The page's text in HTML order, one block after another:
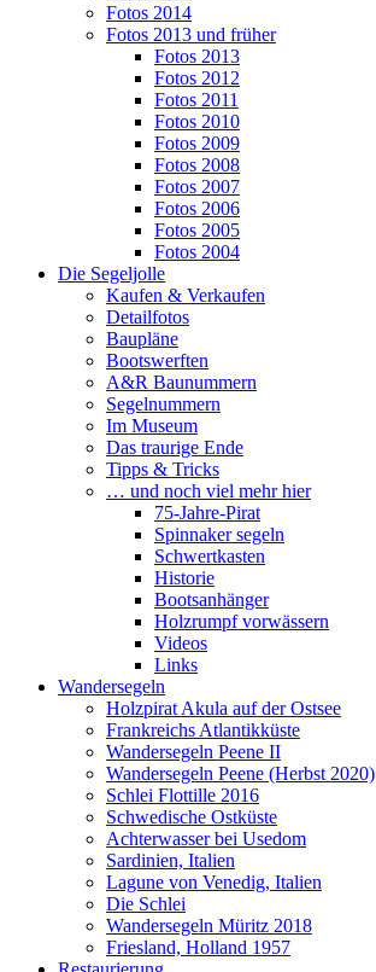
Fotos 2014
Fotos 2013 und früher
Fotos 2013
Fotos 2012
Fotos 2011
Fotos 2010
Fotos 2009
Fotos 2008
Fotos 2007
Fotos 2006
Fotos 2005
Fotos 2004
Die Segeljolle
Kaufen & Verkaufen
Detailfotos
Baupläne
Bootswerften
A&R Baunummern
Segelnummern
Im Museum
Das traurige Ende
Tipps & Tricks
… und noch viel mehr hier
75-Jahre-Pirat
Spinnaker segeln
Schwertkasten
Historie
Bootsanhänger
Holzrumpf vorwässern
Videos
Links
Wandersegeln
Holzpirat Akula auf der Ostsee
Frankreichs Atlantikküste
Wandersegeln Peene II
Wandersegeln Peene (Herbst 2020)
Schlei Flottille 2016
Schwedische Ostküste
Achterwasser bei Usedom
Sardinien, Italien
Lagune von Venedig, Italien
Die Schlei
Wandersegeln Müritz 2018
Friesland, Holland 1957